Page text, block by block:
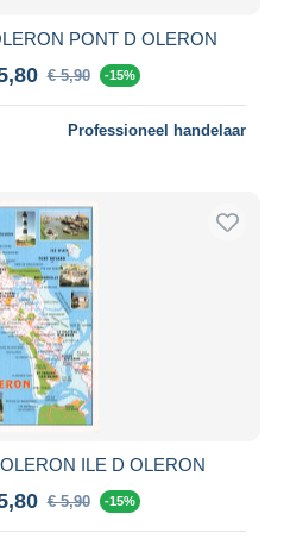
PONT D OLERON
€ 5,90 -15%
Professioneel handelaar
ILE D OLERON
€ 5,90 -15%